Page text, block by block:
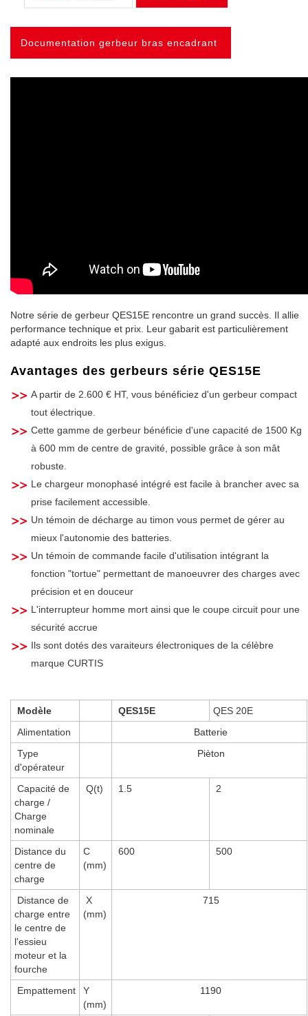
Documentation gerbeur bras encadrant
Notre série de gerbeur QES15E rencontre un grand succès. Il allie
performance technique et prix. Leur gabarit est particulièrement
adapté aux endroits les plus exigus.
Avantages des gerbeurs série QES15E
A partir de 2.600 € HT, vous bénéficiez d'un gerbeur compact
tout électrique.
Cette gamme de gerbeur bénéficie d'une capacité de 1500 Kg
à 600 mm de centre de gravité, possible grâce à son mât
robuste.
Le chargeur monophasé intégré est facile à brancher avec sa
prise facilement accessible.
Un témoin de décharge au timon vous permet de gérer au
mieux l'autonomie des batteries.
Un témoin de commande facile d'utilisation intégrant la
fonction "tortue" permettant de manoeuvrer des charges avec
précision et en douceur
L'interrupteur homme mort ainsi que le coupe circuit pour une
sécurité accrue
Ils sont dotés des varaiteurs électroniques de la célèbre
marque CURTIS
Modèle QES15E
QES 20E
Alimentation
Batterie
Type
d'opérateur
Pièton
Capacité de
charge /
Charge
nominale
Q(t) 1.5 2
Distance du
centre de
charge
C
(mm)
600 500
Distance de
charge entre
le centre de
l'essieu
moteur et la
fourche
X
(mm)
715
Empattement
Y
(mm)
1190